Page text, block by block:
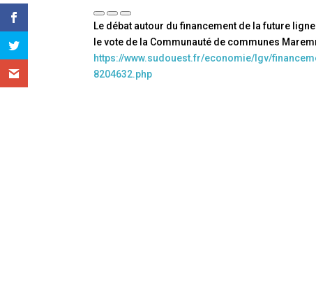
Le débat autour du financement de la future
le vote de la Communauté de communes
https://www.sudouest.fr/economie/lgv/
8204632.php